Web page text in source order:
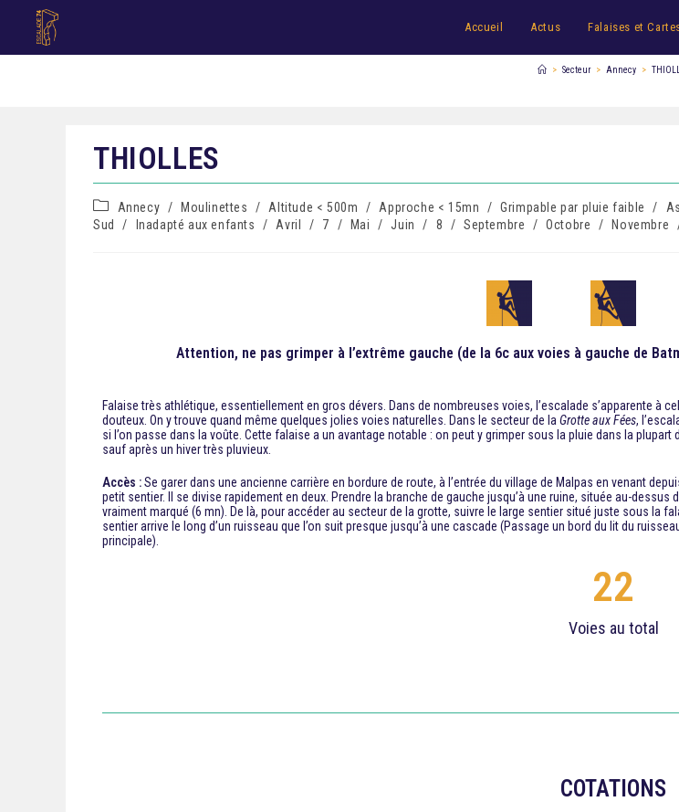
Accueil Actus Falaises et
> Secteur > Annecy >
THIOLLES
Annecy / Moulinettes / Altitude < 500m / Approche < 15mn / Grimpable par pluie faible /
Sud
/ Inadapté aux enfants / Avril / 7 / Mai / Juin / 8 / Septembre / Octobre / Novembre
Attention, ne pas grimper à l’extrême gauche (de la 6c aux voies à gauche de
Falaise très athlétique, essentiellement en gros dévers. Dans de nombreuses voies, l’escalade s’apparente à
douteux. On y trouve quand même quelques jolies voies naturelles. Dans le secteur de la Grotte aux Fées,
si l’on passe dans la voûte. Cette falaise a un avantage notable : on peut y grimper sous la pluie dans la
sauf après un hiver très pluvieux.
Accès :Se garer dans une ancienne carrière en bordure de route, à l’entrée du village de Malpas en venant
petit sentier. Il se divise rapidement en deux. Prendre la branche de gauche jusqu’à une ruine, située au-
vraiment marqué (6 mn). De là, pour accéder au secteur de la grotte, suivre le large sentier situé juste sous la
sentier arrive le long d’un ruisseau que l’on suit presque jusqu’à une cascade (Passage un bord du lit du
principale).
Voies au total
22
COTATIONS